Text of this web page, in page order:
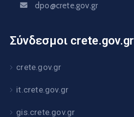
dpo@crete.gov.gr
Σύνδεσμοι crete.gov.gr
crete.gov.gr
it.crete.gov.gr
gis.crete.gov.gr